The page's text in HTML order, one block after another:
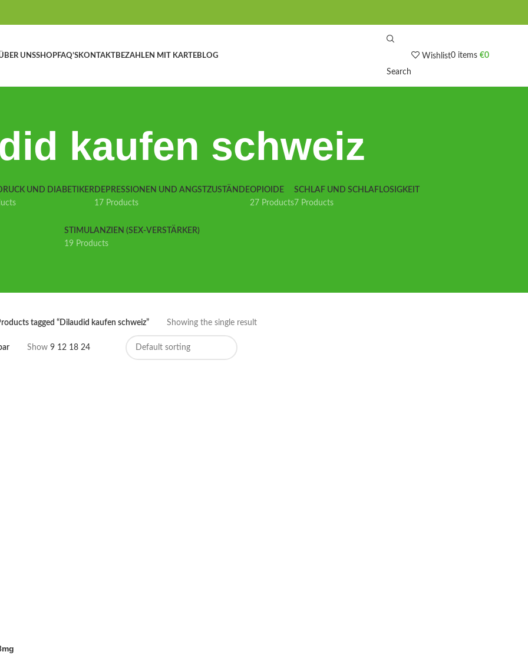
UNSSHOPFAQ’SKONTAKTBEZAHLEN MIT KARTEBLOG
Search
Wishlist0 items €0
kaufen schweiz
UND DIABETIKER DEPRESSIONEN UND ANGSTZUSTÄNDE
17 Products
OPIOIDE
27 Products
SCHLAF UND SCHLAFLOSIGKEIT
7 Products
STIMULANZIEN (SEX-VERSTÄRKER)
19 Products
tagged “Dilaudid kaufen schweiz” Showing the single result
Show 9 12 18 24